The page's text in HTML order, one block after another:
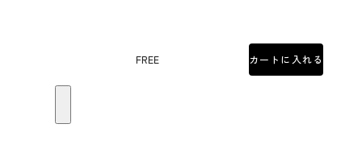
FREE カートに入れる